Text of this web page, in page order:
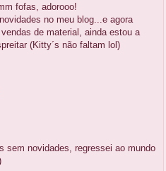
fofas, adorooo!
no meu blog...e agora
de material, ainda estou a
(Kitty´s não faltam lol)
sem novidades, regressei ao mundo